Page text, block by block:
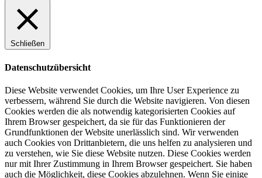
Schließen
Datenschutzübersicht
Diese Website verwendet Cookies, um Ihre User Experience zu
verbessern, während Sie durch die Website navigieren. Von diesen
Cookies werden die als notwendig kategorisierten Cookies auf
Ihrem Browser gespeichert, da sie für das Funktionieren der
Grundfunktionen der Website unerlässlich sind. Wir verwenden
auch Cookies von Drittanbietern, die uns helfen zu analysieren und
zu verstehen, wie Sie diese Website nutzen. Diese Cookies werden
nur mit Ihrer Zustimmung in Ihrem Browser gespeichert. Sie haben
auch die Möglichkeit, diese Cookies abzulehnen. Wenn Sie einige